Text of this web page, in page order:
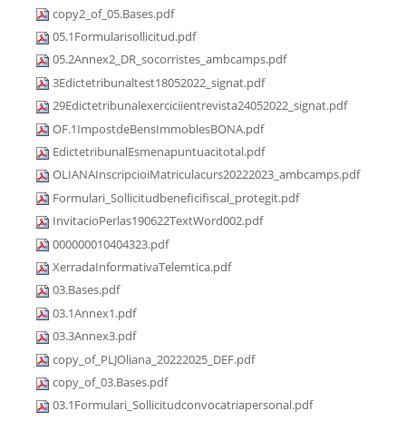
copy2_of_05.Bases.pdf
05.1Formularisollicitud.pdf
05.2Annex2_DR_socorristes_ambcamps.pdf
3Edictetribunaltest18052022_signat.pdf
29Edictetribunalexerciciientrevista24052022_signat.pdf
OF.1ImpostdeBensImmoblesBONA.pdf
EdictetribunalEsmenapuntuacitotal.pdf
OLIANAInscripcioiMatriculacurs20222023_ambcamps.pdf
Formulari_Sollicitudbeneficifiscal_protegit.pdf
InvitacioPerlas190622TextWord002.pdf
000000010404323.pdf
XerradaInformativaTelemtica.pdf
03.Bases.pdf
03.1Annex1.pdf
03.3Annex3.pdf
copy_of_PLJOliana_20222025_DEF.pdf
copy_of_03.Bases.pdf
03.1Formulari_Sollicitudconvocatriapersonal.pdf